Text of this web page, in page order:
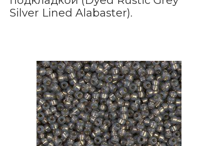
Silver Lined Alabaster).